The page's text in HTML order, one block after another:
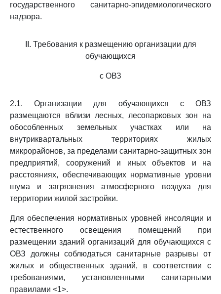
государственного санитарно-эпидемиологического
надзора.
II. Требования к размещению организации для
обучающихся
с ОВЗ
2.1. Организации для обучающихся с ОВЗ
размещаются вблизи лесных, лесопарковых зон на
обособленных земельных участках или на
внутриквартальных территориях жилых
микрорайонов, за пределами санитарно-защитных зон
предприятий, сооружений и иных объектов и на
расстояниях, обеспечивающих нормативные уровни
шума и загрязнения атмосферного воздуха для
территории жилой застройки.
Для обеспечения нормативных уровней инсоляции и
естественного освещения помещений при
размещении зданий организаций для обучающихся с
ОВЗ должны соблюдаться санитарные разрывы от
жилых и общественных зданий, в соответствии с
требованиями, установленными санитарными
правилами <1>.